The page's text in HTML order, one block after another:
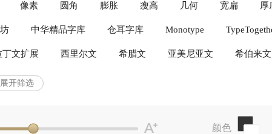
像素 圆角 膨胀 瘦高 几何 宽扁 厚
中华精品字库 仓耳字库 Monotype
Image Club(Monotype) Ascender(Monotype)
书体
株式会社モトヤ（motoya ）
丁文扩展 西里尔文 希腊文 亚美尼亚文 希伯来文
拉文
展开筛选
颜色